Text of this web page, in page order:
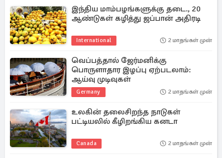
இந்திய மாம்பழங்களுக்கு தடை., 20
ஆண்டுகள் கழித்து ஜப்பான் அதிரடி
International 2 மாதங்கள் முன்
வெப்பத்தால் ஜேர்மனிக்கு
பொருளாதார இழப்பு ஏற்படலாம்:
ஆய்வு முடிவுகள்
Germany 2 மாதங்கள் முன்
உலகின் தலைசிறந்த நாடுகள்
பட்டியலில் கீழிறங்கிய கனடா
Canada 2 மாதங்கள் முன்